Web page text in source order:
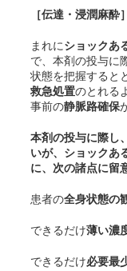
［伝達・浸潤麻酔］
まれにショックあ
で、本剤の投与に
状態を把握すると
救急処置のとれる
事前の静脈路確保
本剤の投与に際し
いが、ショックあ
に、次の諸点に留
患者の全身状態の
できるだけ薄い濃
できるだけ必要最